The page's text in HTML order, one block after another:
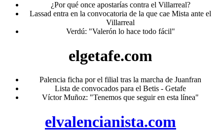
¿Por qué once apostarías contra el Villarreal?
Lassad entra en la convocatoria de la que cae Mista ante el
Villarreal
Verdú: "Valerón lo hace todo fácil"
elgetafe.com
Palencia ficha por el filial tras la marcha de Juanfran
Lista de convocados para el Betis - Getafe
Víctor Muñoz: "Tenemos que seguir en esta línea"
elvalencianista.com